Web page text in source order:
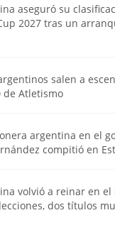
aseguró su
2027 tras un
salen a
de Atletismo
argentina en el
compitió en
volvió a reinar en el
dos títulos